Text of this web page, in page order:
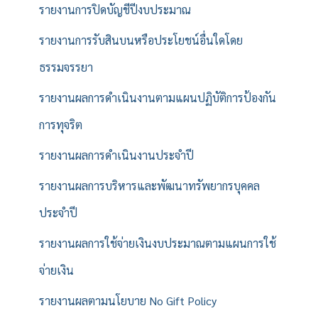
รายงานการปิดบัญชีปีงบประมาณ
รายงานการรับสินบนหรือประโยชน์อื่นใดโดย
ธรรมจรรยา
รายงานผลการดำเนินงานตามแผนปฏิบัติการป้องกัน
การทุจริต
รายงานผลการดำเนินงานประจำปี
รายงานผลการบริหารและพัฒนาทรัพยากรบุคคล
ประจำปี
รายงานผลการใช้จ่ายเงินงบประมาณตามแผนการใช้
จ่ายเงิน
รายงานผลตามนโยบาย No Gift Policy